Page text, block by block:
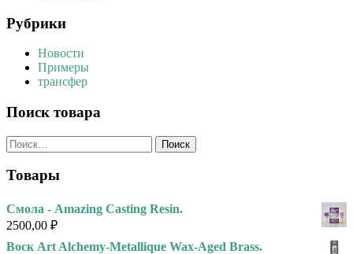
Рубрики
Новости
Примеры
трансфер
Поиск товара
Найти:
Товары
Смола - Amazing Casting Resin.
2500,00 ₽
Воск Art Alchemy-Metallique Wax-Aged Brass.